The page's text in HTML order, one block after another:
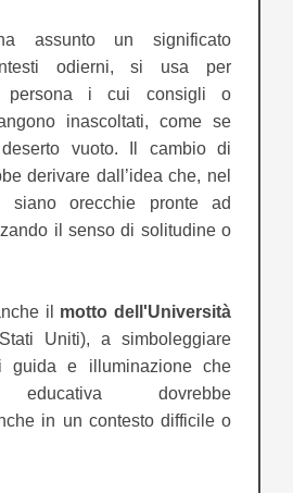
ha assunto un significato
odierni, si usa per
persona i cui consigli o
inascoltati, come se
vuoto. Il cambio di
derivare dall’idea che, nel
siano orecchie pronte ad
il senso di solitudine o
il motto dell'Università
Uniti), a simboleggiare
e illuminazione che
educativa dovrebbe
in un contesto difficile o